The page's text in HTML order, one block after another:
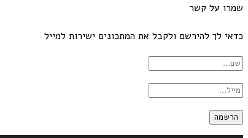
שמרו על קשר
כדאי לך להירשם ולקבל את המתכונים ישירות למייל